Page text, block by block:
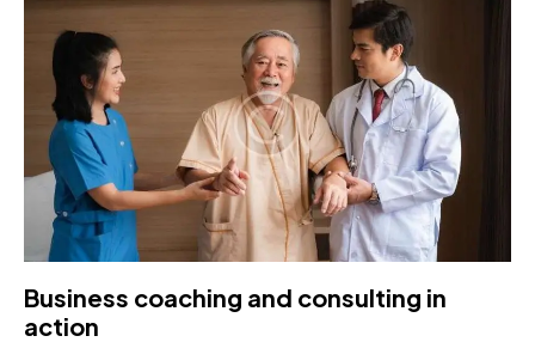
Business coaching and consulting in
action